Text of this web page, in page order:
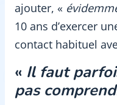
ajouter, «
10 ans d’exercer
contact habituel
« Il faut
pas